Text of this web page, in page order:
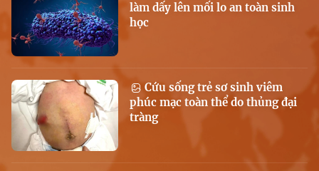
làm dấy lên mối lo an toàn sinh
học
Cứu sống trẻ sơ sinh viêm
phúc mạc toàn thể do thủng đại
tràng